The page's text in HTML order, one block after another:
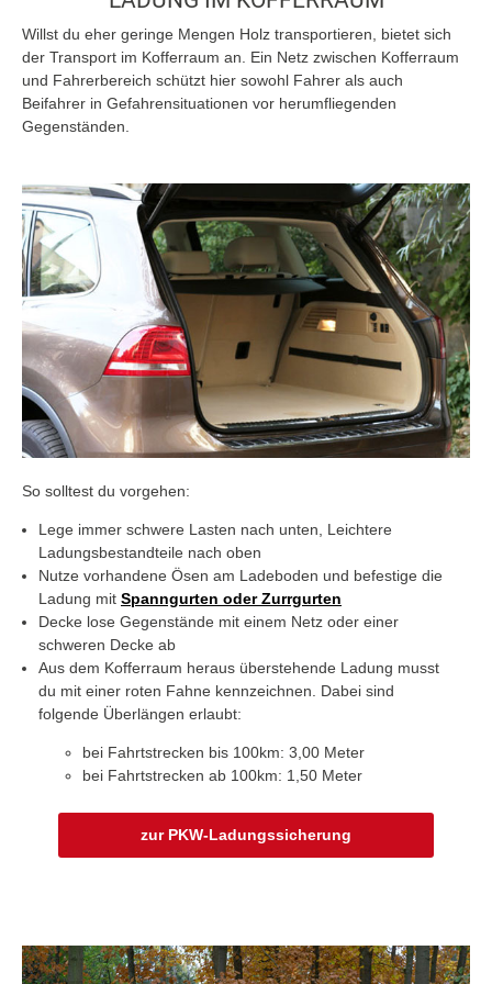
Willst du eher geringe Mengen Holz transportieren, bietet sich
der Transport im Kofferraum an. Ein Netz zwischen Kofferraum
und Fahrerbereich schützt hier sowohl Fahrer als auch
Beifahrer in Gefahrensituationen vor herumfliegenden
Gegenständen.
So solltest du vorgehen:
Lege immer schwere Lasten nach unten, Leichtere
Ladungsbestandteile nach oben
Nutze vorhandene Ösen am Ladeboden und befestige die
Ladung mit Spanngurten oder Zurrgurten
Decke lose Gegenstände mit einem Netz oder einer
schweren Decke ab
Aus dem Kofferraum heraus überstehende Ladung musst
du mit einer roten Fahne kennzeichnen. Dabei sind
folgende Überlängen erlaubt:
bei Fahrtstrecken bis 100km: 3,00 Meter
bei Fahrtstrecken ab 100km: 1,50 Meter
zur PKW-Ladungssicherung